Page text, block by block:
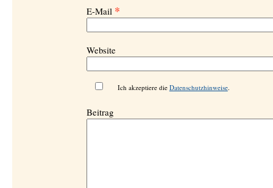
E-Mail *
Website
Ich akzeptiere die Datenschutzhinweise.
Beitrag